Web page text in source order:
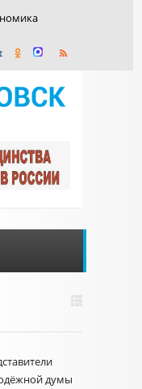
думы